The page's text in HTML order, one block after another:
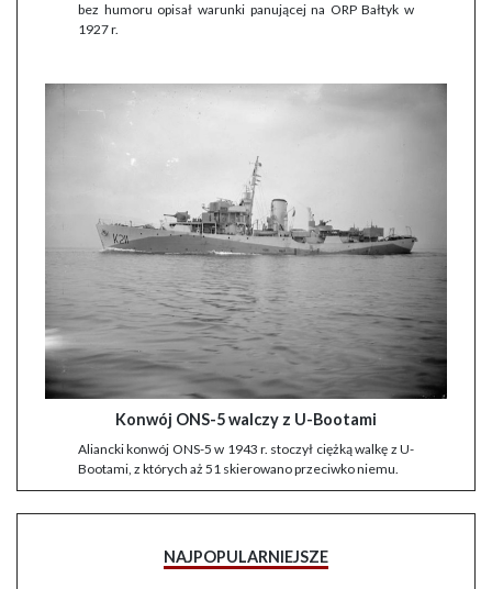
bez humoru opisał warunki panującej na ORP Bałtyk w
1927 r.
Konwój ONS-5 walczy z U-Bootami
Aliancki konwój ONS-5 w 1943 r. stoczył ciężką walkę z U-
Bootami, z których aż 51 skierowano przeciwko niemu.
NAJPOPULARNIEJSZE